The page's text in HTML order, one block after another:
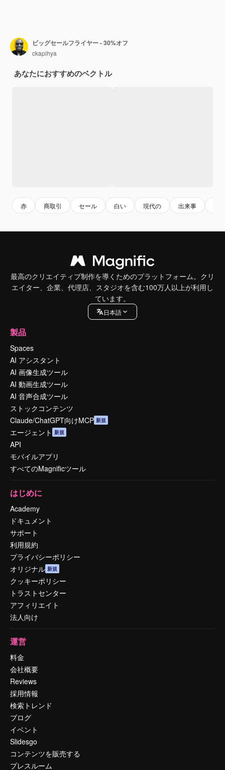
ビッグセールフライヤー - 30%オフ
ckapihya
あなたにおすすめのベクトル
赤 商取引 セール 白い 現代の 出来事
最高のクリエイティブ制作を導くためのプラットフォーム。クリ
エイター、企業、代理店、スタジオを含む100万人以上が利用し
ています。
日本語
製品
Spaces
AI アシスタント
AI 画像生成ツール
AI 動画生成ツール
AI 音声合成ツール
ストックコンテンツ
Claude/ChatGPT向けMCP 新規
エージェント 新規
API
モバイルアプリ
すべてのMagnificツール
はじめに
Academy
ドキュメント
サポート
利用規約
プライバシーポリシー
オリジナル 新規
クッキーポリシー
トラストセンター
アフィリエイト
法人向け
運営
料金
会社概要
Reviews
採用情報
検索トレンド
ブログ
イベント
Slidesgo
コンテンツを販売する
プレスルーム